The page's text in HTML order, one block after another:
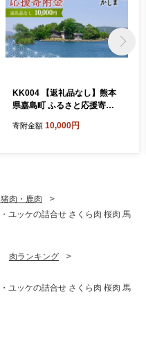
KK004 【返礼品なし】熊本
県嘉島町 ふるさと応援寄附
寄附金額 10,000円
肉・鹿肉
ユッケの詰合せ さくら肉 桜肉 馬
肉ランキング
ユッケの詰合せ さくら肉 桜肉 馬